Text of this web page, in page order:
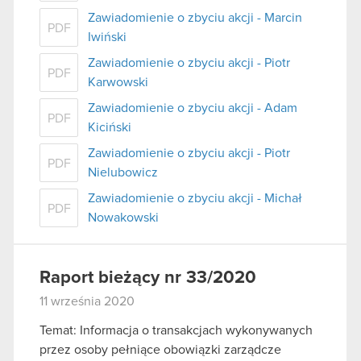
PDF
Zawiadomienie o zbyciu akcji - Marcin
Iwiński
PDF
Zawiadomienie o zbyciu akcji - Piotr
Karwowski
PDF
Zawiadomienie o zbyciu akcji - Adam
Kiciński
PDF
Zawiadomienie o zbyciu akcji - Piotr
Nielubowicz
PDF
Zawiadomienie o zbyciu akcji - Michał
Nowakowski
Raport bieżący nr 33/2020
11 września 2020
Temat: Informacja o transakcjach wykonywanych
przez osoby pełniące obowiązki zarządcze